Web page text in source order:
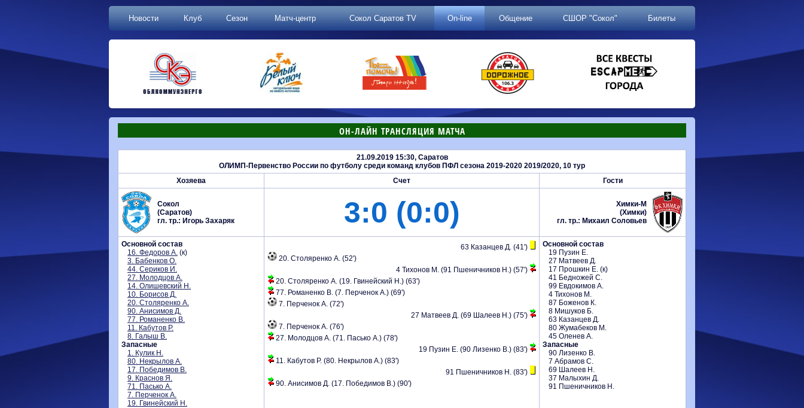
Новости Клуб Сезон Матч-центр Сокол Саратов TV On-line Общение СШОР "Сокол" Билеты
ОН-ЛАЙН ТРАНСЛЯЦИЯ МАТЧА
21.09.2019 15:30, Саратов
ОЛИМП-Первенство России по футболу среди команд клубов ПФЛ сезона 2019-2020 2019/2020, 10 тур
Хозяева
Счет Гости
Сокол
(Саратов)
гл. тр.: Игорь Захаряк
3:0 (0:0)
Химки-М
(Химки)
гл. тр.: Михаил Соловьев
Основной состав
16. Федоров А. (к)
3. Бабенков О.
44. Сериков И.
27. Молодцов А.
14. Олишевский Н.
10. Борисов Д.
20. Столяренко А.
90. Анисимов Д.
77. Романенко В.
11. Кабутов Р.
8. Галыш В.
Запасные
1. Кулик Н.
80. Некрылов А.
17. Победимов В.
9. Краснов Я.
71. Пасько А.
7. Перченок А.
19. Гвинейский Н.
63 Казанцев Д. (41')
20. Столяренко А. (52')
4 Тихонов М. (91 Пшеничников Н.) (57')
20. Столяренко А. (19. Гвинейский Н.) (63')
77. Романенко В. (7. Перченок А.) (69')
7. Перченок А. (72')
27 Матвеев Д. (69 Шалеев Н.) (75')
7. Перченок А. (76')
27. Молодцов А. (71. Пасько А.) (78')
19 Пузин Е. (90 Лизенко В.) (83')
11. Кабутов Р. (80. Некрылов А.) (83')
91 Пшеничников Н. (83')
90. Анисимов Д. (17. Победимов В.) (90')
Основной состав
19 Пузин Е.
27 Матвеев Д.
17 Прошкин Е. (к)
41 Бедножей С.
99 Евдокимов А.
4 Тихонов М.
87 Боженов К.
8 Мишуков Б.
63 Казанцев Д.
80 Жумабеков М.
45 Оленев А.
Запасные
90 Лизенко В.
7 Абрамов С.
69 Шалеев Н.
37 Малыхин Д.
91 Пшеничников Н.